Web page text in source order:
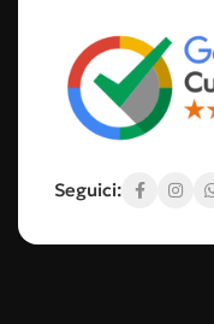
Seguici: